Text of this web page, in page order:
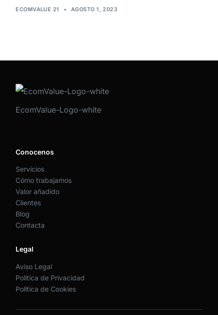
ECOMVALUE 21 • AGOSTO 1, 2023
EcomValue-Logo-white
Conocenos
Servicios
Cómo trabajamos
Valor añadido
Clientes
Blog
Contacta
Legal
Aviso Legal
Política de Privacidad
Política de Cookies